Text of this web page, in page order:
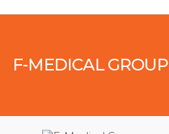
F-MEDICAL GROUP